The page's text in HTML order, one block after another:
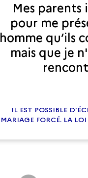
Mes parents
pour me
homme qu’ils
mais que je
IL EST POSSIBLE
MARIAGE FORCÉ. LA